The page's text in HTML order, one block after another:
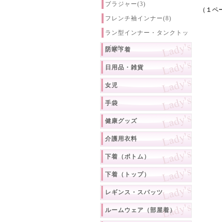
ブラジャー(3)
フレンチ袖インナー(8)
ラン型インナー・タンクトッ
プ(20)
防寒下着
日用品・雑貨
女児
手袋
健康グッズ
介護用衣料
下着（ボトム）
下着（トップ）
レギンス・スパッツ
ルームウェア（部屋着）
（１ペ